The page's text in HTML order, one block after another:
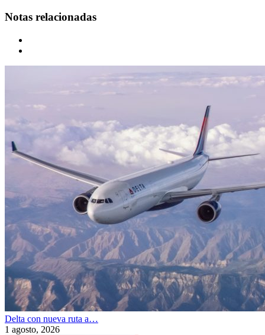
Notas relacionadas
Delta con nueva ruta a…
1 agosto, 2026